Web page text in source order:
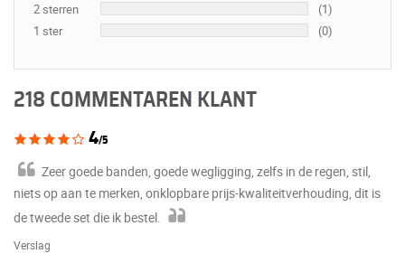
2 sterren
(1)
1 ster
(0)
218 COMMENTAREN KLANT
4/5
Zeer goede banden, goede wegligging, zelfs in de regen, stil,
niets op aan te merken, onklopbare prijs-kwaliteitverhouding, dit is
de tweede set die ik bestel.
Verslag